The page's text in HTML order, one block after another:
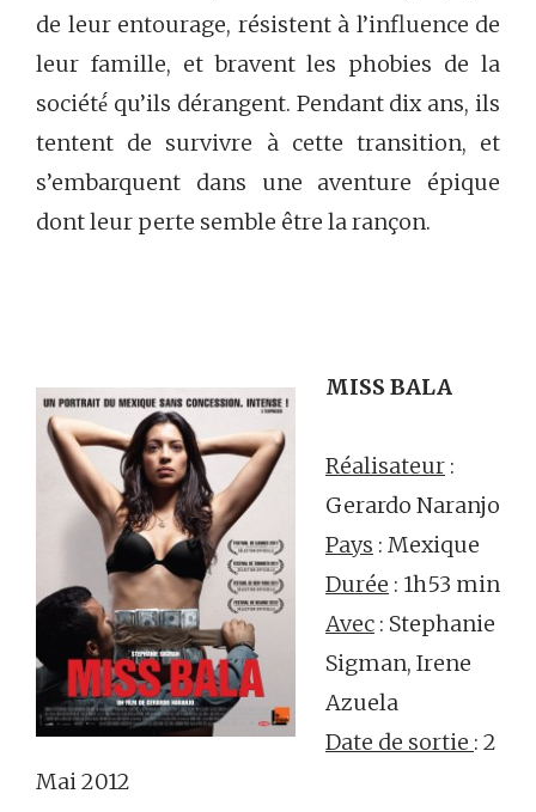
de leur entourage, résistent à l’influence de
leur famille, et bravent les phobies de la
société́ qu’ils dérangent. Pendant dix ans, ils
tentent de survivre à cette transition, et
s’embarquent dans une aventure épique
dont leur perte semble être la rançon.
MISS BALA
Réalisateur :
Gerardo Naranjo
Pays : Mexique
Durée : 1h53 min
Avec : Stephanie
Sigman, Irene
Azuela
Date de sortie : 2
Mai 2012